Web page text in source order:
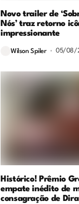
Novo trailer de
Nós’ traz retorno
impressionante
Wilson Spiler 05/08/
Histórico! Prêmio
empate inédito de
consagração de Dira